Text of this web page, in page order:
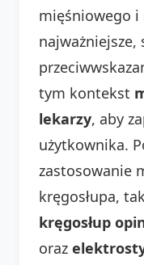
mięśniowego i
najważniejsze,
tym kontekst
lekarzy, aby
użytkownika.
zastosowanie
kręgosłupa,
kręgosłup
oraz